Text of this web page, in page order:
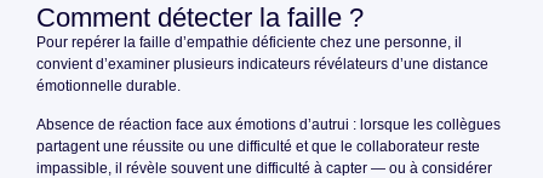
Comment détecter la faille ?
Pour repérer la faille d’empathie déficiente chez une personne, il
convient d’examiner plusieurs indicateurs révélateurs d’une distance
émotionnelle durable.
Absence de réaction face aux émotions d’autrui : lorsque les collègues
partagent une réussite ou une difficulté et que le collaborateur reste
impassible, il révèle souvent une difficulté à capter — ou à considérer